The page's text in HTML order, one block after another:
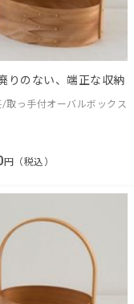
りのない、端正な収納
/取っ手付オーバルボックス
円（税込）